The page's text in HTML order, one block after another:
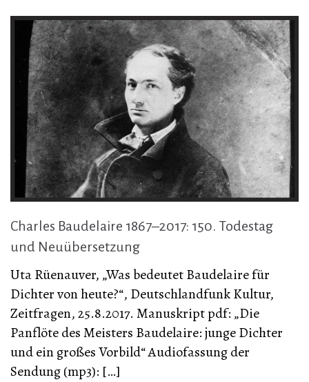
Charles Baudelaire 1867–2017: 150. Todestag
und Neuübersetzung
Uta Rüenauver, „Was bedeutet Baudelaire für
Dichter von heute?“, Deutschlandfunk Kultur,
Zeitfragen, 25.8.2017. Manuskript pdf: „Die
Panflöte des Meisters Baudelaire: junge Dichter
und ein großes Vorbild“ Audiofassung der
Sendung (mp3): […]